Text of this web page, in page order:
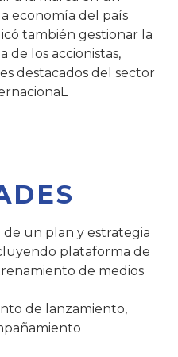
economía del país
también gestionar la
de los accionistas,
destacados del sector
un plan y estrategia
plataforma de
de medios
de lanzamiento,